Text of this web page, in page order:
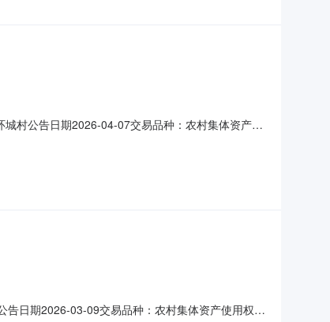
村公告日期2026-04-07交易品种：农村集体资产使
至：人民路北至：潮声路附属设施
日期2026-03-09交易品种：农村集体资产使用权联